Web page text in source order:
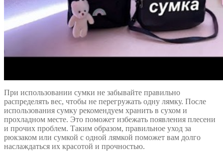
При использовании сумки не забывайте правильно
распределять вес, чтобы не перегружать одну лямку. После
использования сумку рекомендуем хранить в сухом и
прохладном месте. Это поможет избежать появления плесени
и прочих проблем. Таким образом, правильное уход за
рюкзаком или сумкой с одной лямкой поможет вам долго
наслаждаться их красотой и прочностью.